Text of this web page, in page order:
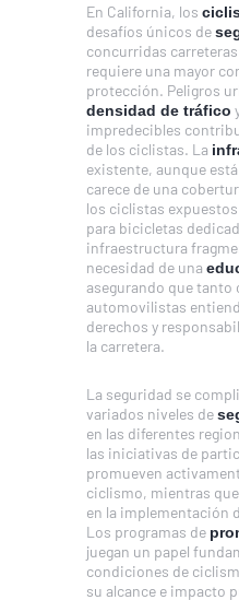
En California, los
desafíos únicos de
concurridas
requiere una mayor
protección. Peligros
densidad de tráfico
impredecibles
de los ciclistas. La
existente, aunque
carece de una
los ciclistas
para bicicletas
infraestructura
necesidad de una
asegurando que tanto
automovilistas
derechos y
la carretera.
La seguridad se
variados niveles de
en las diferentes
las iniciativas de
promueven
ciclismo, mientras
en la implementación
Los programas de
juegan un papel
condiciones de
su alcance e impacto